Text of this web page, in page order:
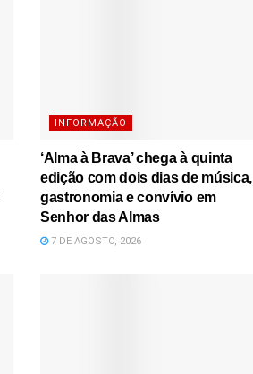
INFORMAÇÃO
‘Alma à Brava’ chega à quinta
edição com dois dias de música,
gastronomia e convívio em
Senhor das Almas
7 DE AGOSTO, 2026